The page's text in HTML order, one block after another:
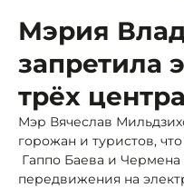
Мэрия
запретила
трёх
Мэр Вячеслав
горожан и туристов,
Гаппо Баева и Чермена
передвижения на